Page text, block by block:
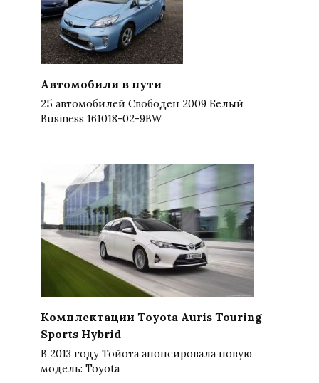
Автомобили в пути
25 автомобилей Свободен 2009 Белый
Business 161018-02-9BW
Комплектации Toyota Auris Touring
Sports Hybrid
В 2013 году Тойота анонсировала новую
модель: Toyota